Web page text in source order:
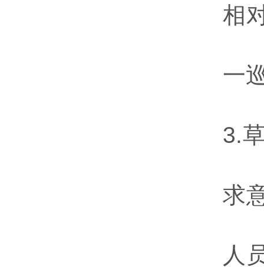
相
一
3.
求
人